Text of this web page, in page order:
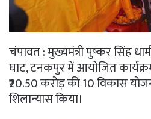
चंपावत : मुख्यमंत्री पुष्कर सिंह
घाट, टनकपुर में आयोजित
₹20.50 करोड़ की 10 विकास
शिलान्यास किया।